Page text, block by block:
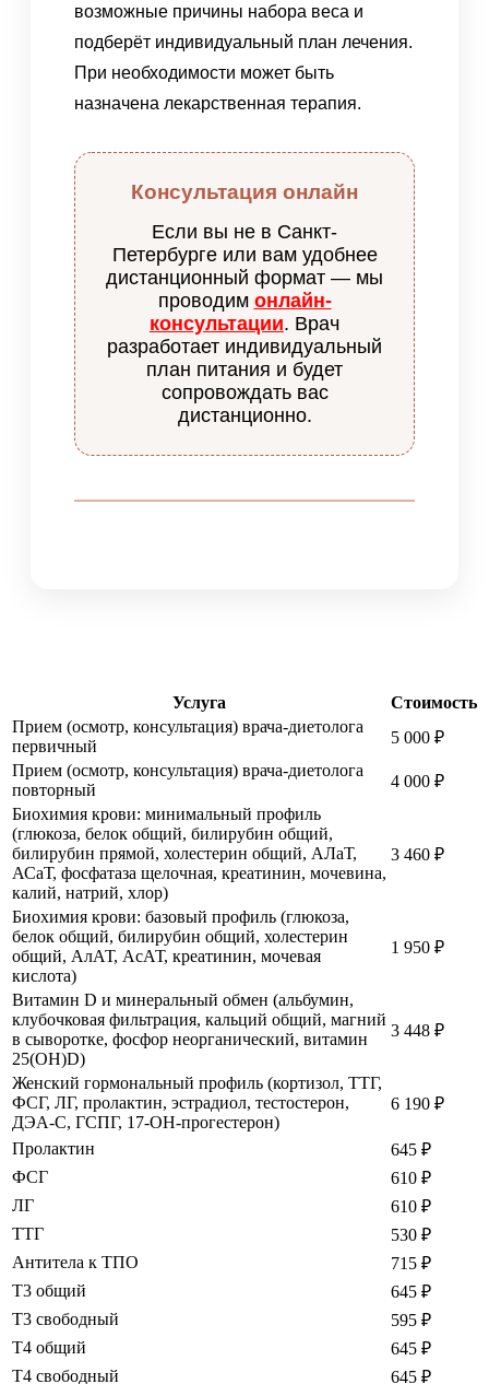
возможные причины набора веса и
подберёт индивидуальный план лечения.
При необходимости может быть
назначена лекарственная терапия.
Консультация онлайн
Если вы не в Санкт-
Петербурге или вам удобнее
дистанционный формат — мы
проводим онлайн-
консультации. Врач
разработает индивидуальный
план питания и будет
сопровождать вас
дистанционно.
Услуга
Стоимость
Прием (осмотр, консультация) врача-диетолога
первичный
5 000 ₽
Прием (осмотр, консультация) врача-диетолога
повторный
4 000 ₽
Биохимия крови: минимальный профиль
(глюкоза, белок общий, билирубин общий,
билирубин прямой, холестерин общий, АЛаТ,
АСаТ, фосфатаза щелочная, креатинин, мочевина,
калий, натрий, хлор)
3 460 ₽
Биохимия крови: базовый профиль (глюкоза,
белок общий, билирубин общий, холестерин
общий, АлАТ, АсАТ, креатинин, мочевая
кислота)
1 950 ₽
Витамин D и минеральный обмен (альбумин,
клубочковая фильтрация, кальций общий, магний
в сыворотке, фосфор неорганический, витамин
25(ОН)D)
3 448 ₽
Женский гормональный профиль (кортизол, ТТГ,
ФСГ, ЛГ, пролактин, эстрадиол, тестостерон,
ДЭА-С, ГСПГ, 17-ОН-прогестерон)
6 190 ₽
Пролактин 645 ₽
ФСГ
610 ₽
ЛГ
610 ₽
ТТГ
530 ₽
Антитела к ТПО
715 ₽
Т3 общий
645 ₽
Т3 свободный
595 ₽
Т4 общий
645 ₽
Т4 свободный
645 ₽